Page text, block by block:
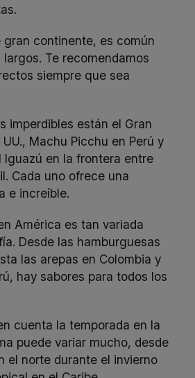
gran continente, es común
Te recomendamos
siempre que sea
imperdibles están el Gran
UU., Machu Picchu en Perú y
Iguazú en la frontera entre
Cada uno ofrece una
e increíble.
América es tan variada
Desde las hamburguesas
las arepas en Colombia y
hay sabores para todos los
cuenta la temporada en la
puede variar mucho, desde
el norte durante el invierno